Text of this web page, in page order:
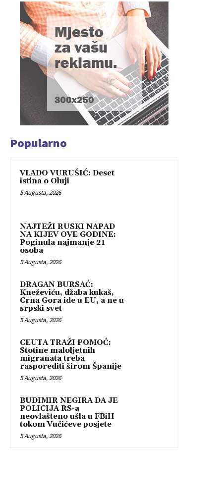
Popularno
VLADO VURUŠIĆ: Deset
istina o Oluji
5 Augusta, 2026
NAJTEŽI RUSKI NAPAD
NA KIJEV OVE GODINE:
Poginula najmanje 21
osoba
5 Augusta, 2026
DRAGAN BURSAĆ:
Kneževiću, džaba kukaš,
Crna Gora ide u EU, a ne u
srpski svet
5 Augusta, 2026
CEUTA TRAŽI POMOĆ:
Stotine maloljetnih
migranata treba
rasporediti širom Španije
5 Augusta, 2026
BUDIMIR NEGIRA DA JE
POLICIJA RS-a
neovlašteno ušla u FBiH
tokom Vučićeve posjete
5 Augusta, 2026